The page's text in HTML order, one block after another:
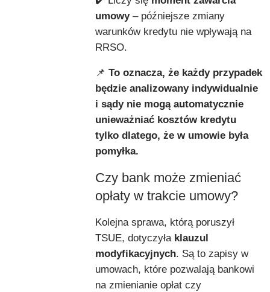
umowy– późniejsze zmiany
warunków kredytu nie wpływają na
RRSO.
📌 To oznacza, że każdy przypadek
będzie analizowany indywidualnie
i sądy nie mogą automatycznie
unieważniać kosztów kredytu
tylko dlatego, że w umowie była
pomyłka.
Czy bank może zmieniać
opłaty w trakcie umowy?
Kolejna sprawa, którą poruszył
TSUE, dotyczyła klauzul
modyfikacyjnych. Są to zapisy w
umowach, które pozwalają bankowi
na zmienianie opłat czy